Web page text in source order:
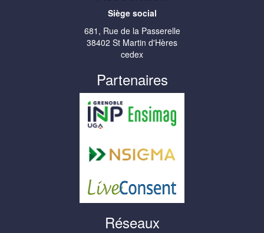
Siège social
681, Rue de la Passerelle
38402 St Martin d'Hères
cedex
Partenaires
Réseaux